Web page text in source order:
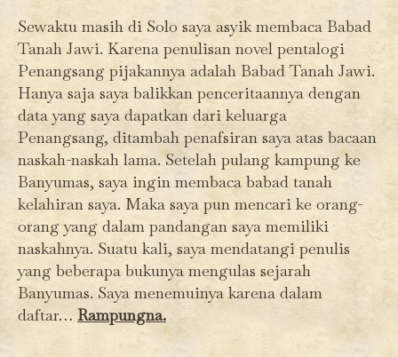
Sewaktu masih di Solo saya asyik membaca Babad
Tanah Jawi. Karena penulisan novel pentalogi
Penangsang pijakannya adalah Babad Tanah Jawi.
Hanya saja saya balikkan penceritaannya dengan
data yang saya dapatkan dari keluarga
Penangsang, ditambah penafsiran saya atas bacaan
naskah-naskah lama. Setelah pulang kampung ke
Banyumas, saya ingin membaca babad tanah
kelahiran saya. Maka saya pun mencari ke orang-
orang yang dalam pandangan saya memiliki
naskahnya. Suatu kali, saya mendatangi penulis
yang beberapa bukunya mengulas sejarah
Banyumas. Saya menemuinya karena dalam
daftar… Rampungna.